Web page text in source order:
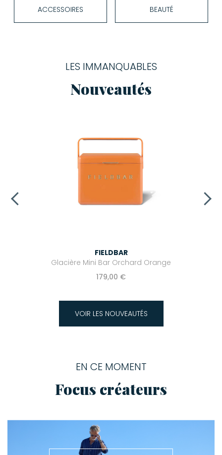
ACCESSOIRES BEAUTÉ
LES IMMANQUABLES
Nouveautés
FIELDBAR
Glacière Mini Bar Orchard Orange
179,00 €
VOIR LES NOUVEAUTÉS
EN CE MOMENT
Focus créateurs